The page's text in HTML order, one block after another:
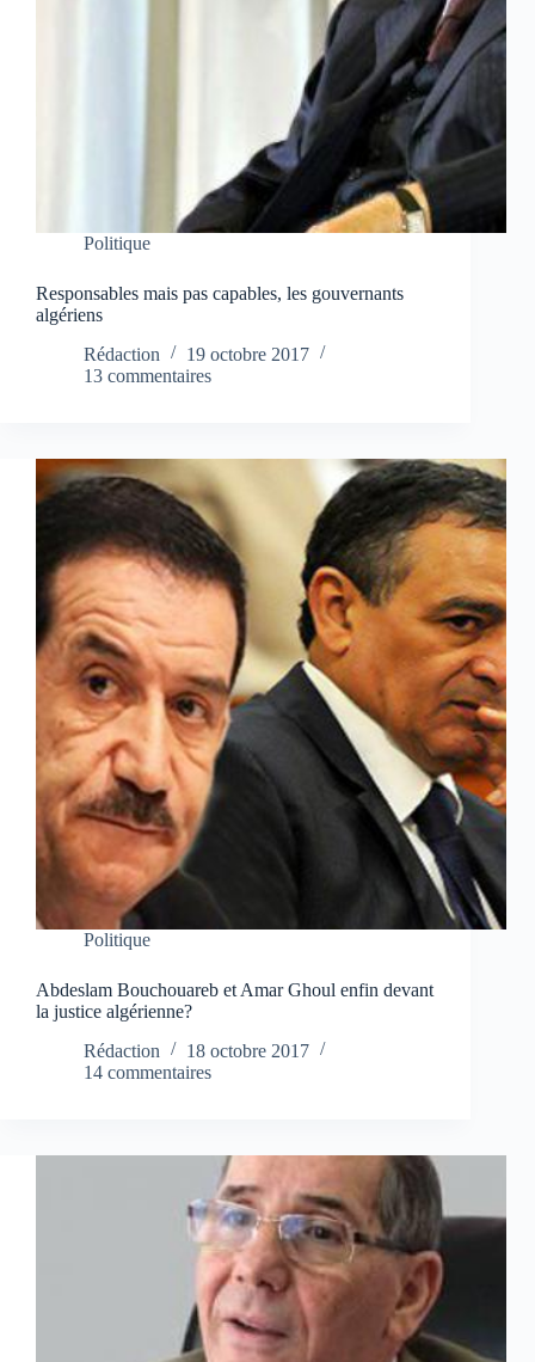
Politique
Responsables mais pas capables, les gouvernants
algériens
Rédaction
19 octobre 2017
13 commentaires
Politique
Abdeslam Bouchouareb et Amar Ghoul enfin devant
la justice algérienne?
Rédaction
18 octobre 2017
14 commentaires